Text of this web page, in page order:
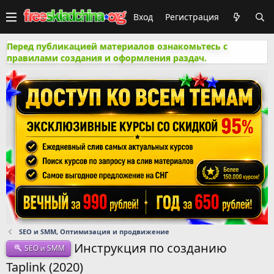
Вход Регистрация
Перед публикацией материалов ознакомьтесь с
правилами создания и оформления раздач.
SEO и SMM, Оптимизация и продвижение
SEO и SMM
Инструкция по созданию
Taplink (2020)